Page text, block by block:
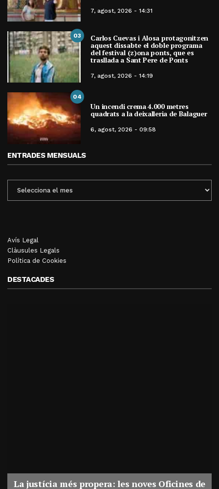
7, agost, 2026 - 14:31
03 Carlos Cuevas i Alosa protagonitzen
aquest dissabte el doble programa
del festival (z)ona ponts, que es
trasllada a Sant Pere de Ponts
7, agost, 2026 - 14:19
04
Un incendi crema 4.000 metres
quadrats a la deixalleria de Balaguer
6, agost, 2026 - 09:58
ENTRADES MENSUALS
MENSUALS
Avís Legal
Clàusules Legals
Política de Cookies
DESTACADES
noves Oficines de Esquerra proposa